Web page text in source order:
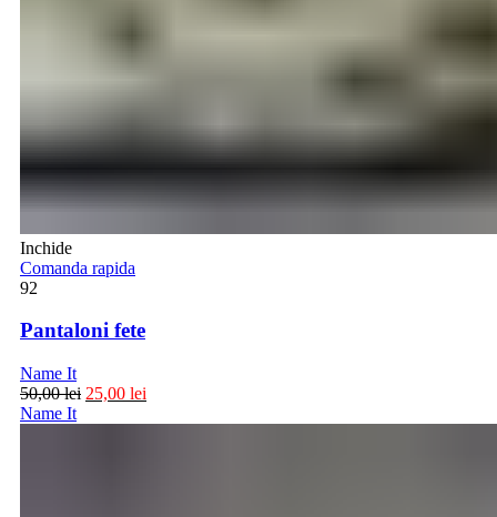
Inchide
Comanda rapida
92
Pantaloni fete
Name It
50,00lei 25,00 lei
Name It